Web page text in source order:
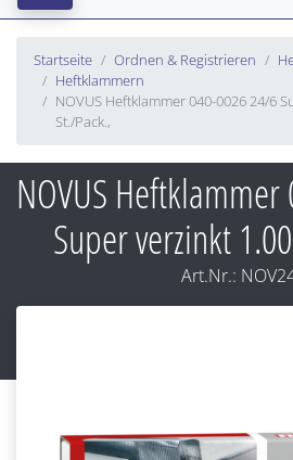
Startseite Ordnen & Registrieren
Heftklammern
NOVUS Heftklammer 040-0026 24/6
St./Pack.,
NOVUS
Super verzinkt
Art.Nr.: